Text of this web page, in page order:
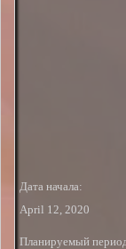
Дата начала:
April 12, 2020
Планируемый